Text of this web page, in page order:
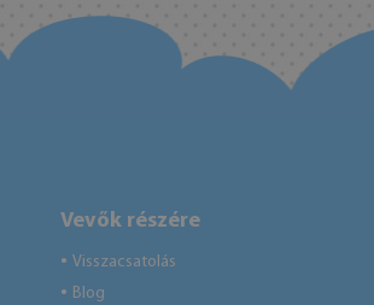
Vevők részére
● Visszacsatolás
● Blog